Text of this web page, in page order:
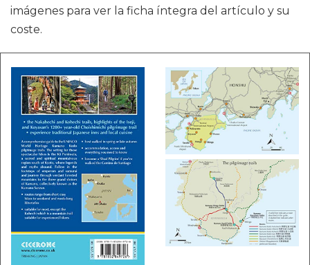
imágenes para ver la ficha íntegra del artículo y su
coste.